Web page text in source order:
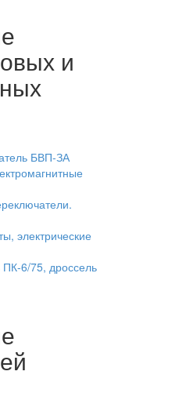
и
БВП-ЗА
электрические
ПК-6/75, дроссель